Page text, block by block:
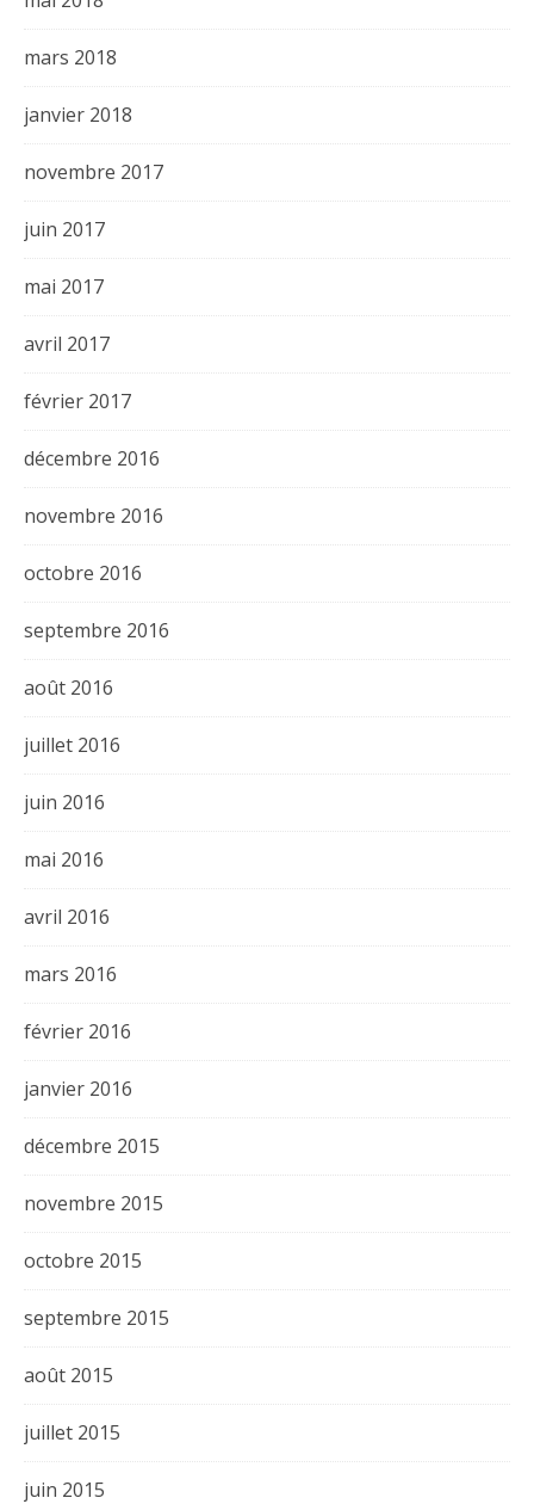
mars 2018
janvier 2018
novembre 2017
juin 2017
mai 2017
avril 2017
février 2017
décembre 2016
novembre 2016
octobre 2016
septembre 2016
août 2016
juillet 2016
juin 2016
mai 2016
avril 2016
mars 2016
février 2016
janvier 2016
décembre 2015
novembre 2015
octobre 2015
septembre 2015
août 2015
juillet 2015
juin 2015